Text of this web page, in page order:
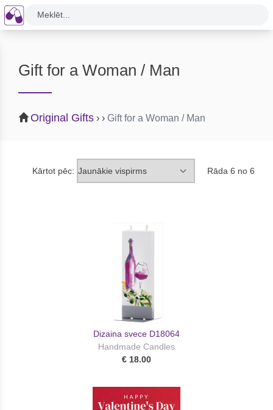
Meklēt...
Gift for a Woman / Man
Original Gifts › › Gift for a Woman / Man
Kārtot pēc: Rāda 6 no 6
Dizaina svece D18064
Handmade Candles
€ 18.00